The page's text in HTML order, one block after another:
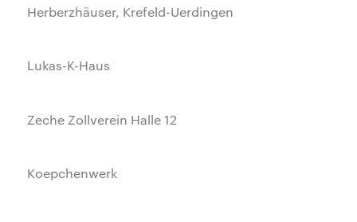
Herberzhäuser, Krefeld-Uerdingen
Lukas-K-Haus
Zeche Zollverein Halle 12
Koepchenwerk